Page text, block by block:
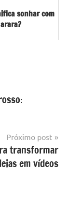
sonhar com
arara?
Próximo post
transformar
em vídeos